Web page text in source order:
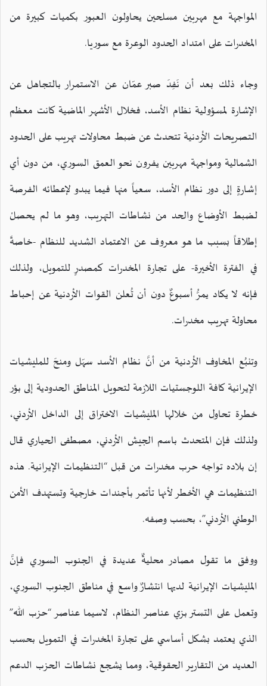
المواجهة مع مهربين مسلحين يحاولون العبور بكميات كبيرة من
المخدرات على امتداد الحدود الوعرة مع سوريا.
وجاء ذلك بعد أن نَفِدَ صبر عمّان عن الاستمرار بالتجاهل عن
الإشارة لمسؤولية نظام الأسد، فخلال الأشهر الماضية كانت معظم
التصريحات الأردنية تتحدث عن ضبط محاولات تهريب على الحدود
الشمالية ومواجهة مهربين يفرون نحو العمق السوري، من دون أي
إشارةٍ إلى دور نظام الأسد، سعياً منها فيما يبدو لإعطائه الفرصة
لضبط الأوضاع والحد من نشاطات التهريب، وهو ما لم يحصلْ
إطلاقاً بسبب ما هو معروف عن الاعتماد الشديد للنظام -خاصةً
في الفترة الأخيرة- على تجارة المخدرات كمصدرٍ للتمويل، ولذلك
فإنه لا يكاد يمرُّ أسبوعٌ دون أن تُعلن القوات الأردنية عن إحباط
محاولة تهريب مخدرات.
وتنبُع المخاوف الأردنية من أنَّ نظام الأسد سهّل ومنحَ للمليشيات
الإيرانية كافة اللوجستيات اللازمة لتحويل المناطق الحدودية إلى بؤر
خطرة تحاول من خلالها المليشيات الاختراق إلى الداخل الأردني،
ولذلك فإن المتحدث باسم الجيش الأردني، مصطفى الحياري قال
إن بلاده تواجه حرب مخدرات من قبل “التنظيمات الإيرانية. هذه
التنظيمات هي الأخطر لأنها تأتمر بأجندات خارجية وتستهدف الأمن
الوطني الأردني”، بحسب وصفه.
ووفق ما تقول مصادر محليةٌ عديدة في الجنوب السوري فإنَّ
المليشيات الإيرانية لديها انتشارٌ واسع في مناطق الجنوب السوري،
وتعمل على التستر بزي عناصر النظام، لاسيما عناصر “حزب الله”
الذي يعتمد بشكل أساسي على تجارة المخدرات في التمويل بحسب
العديد من التقارير الحقوقية، ومما يشجع نشاطات الحزب الدعم